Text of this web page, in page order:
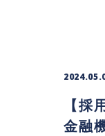
【
金融